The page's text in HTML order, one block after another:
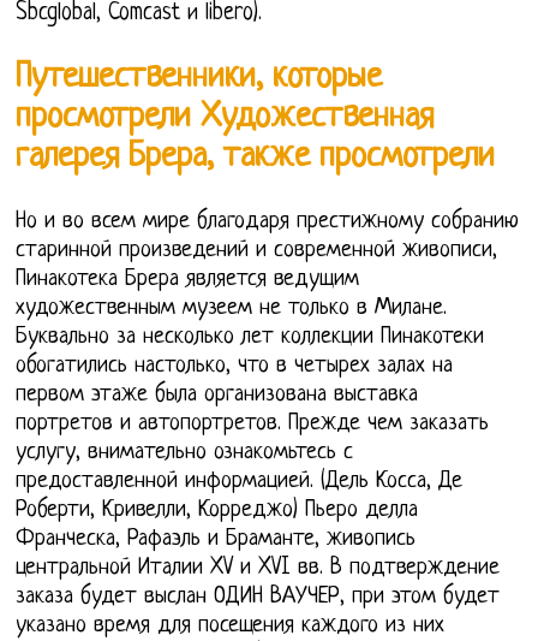
Sbcglobal, Comcast и libero).
Путешественники, которые
просмотрели Художественная
галерея Брера, также просмотрели
Но и во всем мире благодаря престижному собранию
старинной произведений и современной живописи,
Пинакотека Брера является ведущим
художественным музеем не только в Милане.
Буквально за несколько лет коллекции Пинакотеки
обогатились настолько, что в четырех залах на
первом этаже была организована выставка
портретов и автопортретов. Прежде чем заказать
услугу, внимательно ознакомьтесь с
предоставленной информацией. (Дель Косса, Де
Роберти, Кривелли, Корреджо) Пьеро делла
Франческа, Рафаэль и Браманте, живопись
центральной Италии XV и XVI вв. В подтверждение
заказа будет выслан ОДИН ВАУЧЕР, при этом будет
указано время для посещения каждого из них